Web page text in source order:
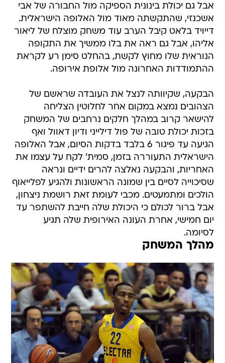
אבל גם יכולת בינונית הספיקה מול החבורה של אבי
אשכנזי, שהתקשתה מאוד מול האלופה הישראלית.
דייויד בלאט קיבל הערב עוד משחק מוצלח של ליאור
אליהו, אבל גם ראה את בלו ממשיך את התקופה
הנוראית שלו מחוץ לקשת, בהחלט סימן רע לקראת
ההתמודדות האחרונה מול אלופת אירופה.
הבקעה, שקיוותה לנצל את העובדה שראשם של
הצהובים נמצא במקום אחר לחלוטין הצליחה
להישאר קרוב במהלך חלקים נרחבים של המשחק
בזכות יכולת טובה של פול דילייני ודיון דאוול ואף
הגיעה עד פיגור 6 בלבד בדקות הסיום, אבל האלופה
הישראלית התעוררה בזמן, סמית' לקח על עצמו את
האחריות, והבקעה נאלצה להרים ידיים ונראה
שסיכוייה לסיים בין שמונה הראשונות ולהגיע לפלייאוף
הולכים ומתמעטים. מכבי לעומת זאת רושמת ניצחון,
אבל ברור לכולם כי היכולת שלה חייבת להשתפר עד
יום חמישי, אחרת העונה האירופית שלה תגיע
לסיומה.
מהלך המשחק